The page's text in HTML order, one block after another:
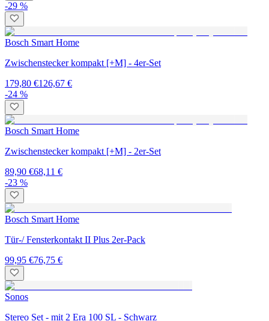
-29 %
Bosch Smart Home
Zwischenstecker kompakt [+M] - 4er-Set
179,80 €126,67 €
-24 %
Bosch Smart Home
Zwischenstecker kompakt [+M] - 2er-Set
89,90 €68,11 €
-23 %
Bosch Smart Home
Tür-/ Fensterkontakt II Plus 2er-Pack
99,95 €76,75 €
Sonos
Stereo Set - mit 2 Era 100 SL - Schwarz